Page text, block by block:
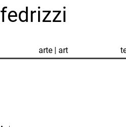
fedrizzi
arte | art